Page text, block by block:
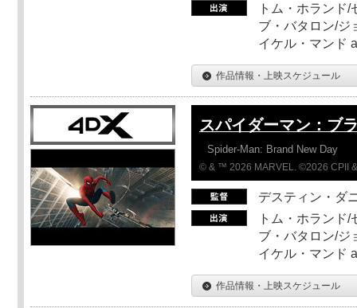
トム・ホランド
ブ・バタロン/ジ
イケル・マンド
作品情報・上映スケジュール
スパイダーマン：ブ
Spider-Man: Brand New Day
© & ™ 2026 MARVEL. ©2026 CPII
デスティン・ダ
トム・ホランド
ブ・バタロン/ジ
イケル・マンド
作品情報・上映スケジュール